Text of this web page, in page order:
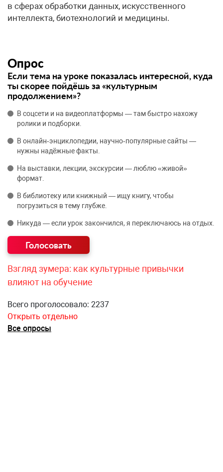
в сферах обработки данных, искусственного
интеллекта, биотехнологий и медицины.
Опрос
Если тема на уроке показалась интересной, куда
ты скорее пойдёшь за «культурным
продолжением»?
В соцсети и на видеоплатформы — там быстро нахожу
ролики и подборки.
В онлайн‑энциклопедии, научно‑популярные сайты —
нужны надёжные факты.
На выставки, лекции, экскурсии — люблю «живой»
формат.
В библиотеку или книжный — ищу книгу, чтобы
погрузиться в тему глубже.
Никуда — если урок закончился, я переключаюсь на отдых.
Взгляд зумера: как культурные привычки
влияют на обучение
Всего проголосовало: 2237
Открыть отдельно
Все опросы